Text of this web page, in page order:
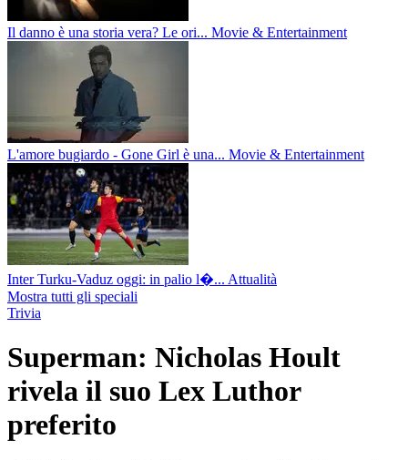
Il danno è una storia vera? Le ori... Movie & Entertainment
L'amore bugiardo - Gone Girl è una... Movie & Entertainment
Inter Turku-Vaduz oggi: in palio l�... Attualità
Mostra tutti gli speciali
Trivia
Superman: Nicholas Hoult
rivela il suo Lex Luthor
preferito